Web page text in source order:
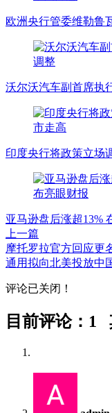
欧洲央行管委维勒鲁
沃尔沃汽车副首席执
印度央行将政策立场
亚马逊盘后涨超13%
上一篇
摩托罗拉官方回应更
通用拟向北美投放中
文
导
评论已关闭！
目前评论：